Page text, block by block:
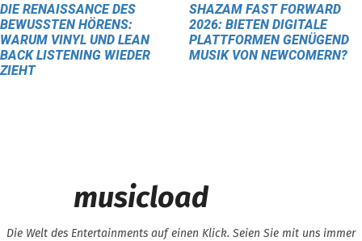
DIE RENAISSANCE DES
BEWUSSTEN HÖRENS:
WARUM VINYL UND LEAN
BACK LISTENING WIEDER
ZIEHT
SHAZAM FAST FORWARD
2026: BIETEN DIGITALE
PLATTFORMEN GENÜGEND
MUSIK VON NEWCOMERN?
musicload
Die Welt des Entertainments auf einen Klick. Seien Sie mit uns immer